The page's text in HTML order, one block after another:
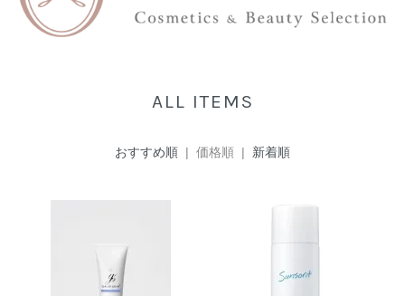
ALL ITEMS
おすすめ順 | 価格順 | 新着順